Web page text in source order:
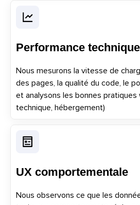
Performance technique
Nous mesurons la vitesse de
des pages, la qualité du code, le
et analysons les bonnes pratiques
technique, hébergement)
UX comportementale
Nous observons ce que les